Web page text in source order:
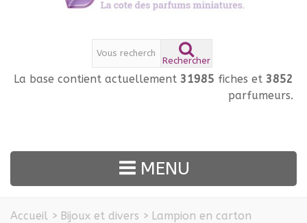
Rechercher
La base contient actuellement 31985 fiches et 3852
parfumeurs.
MENU
Accueil > Bijoux et divers > Lampion en carton